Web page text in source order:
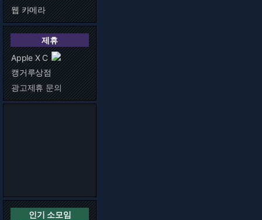
웹 카메라
제휴
Apple X C
캥거루상점
광고제휴 문의
인기 소모임